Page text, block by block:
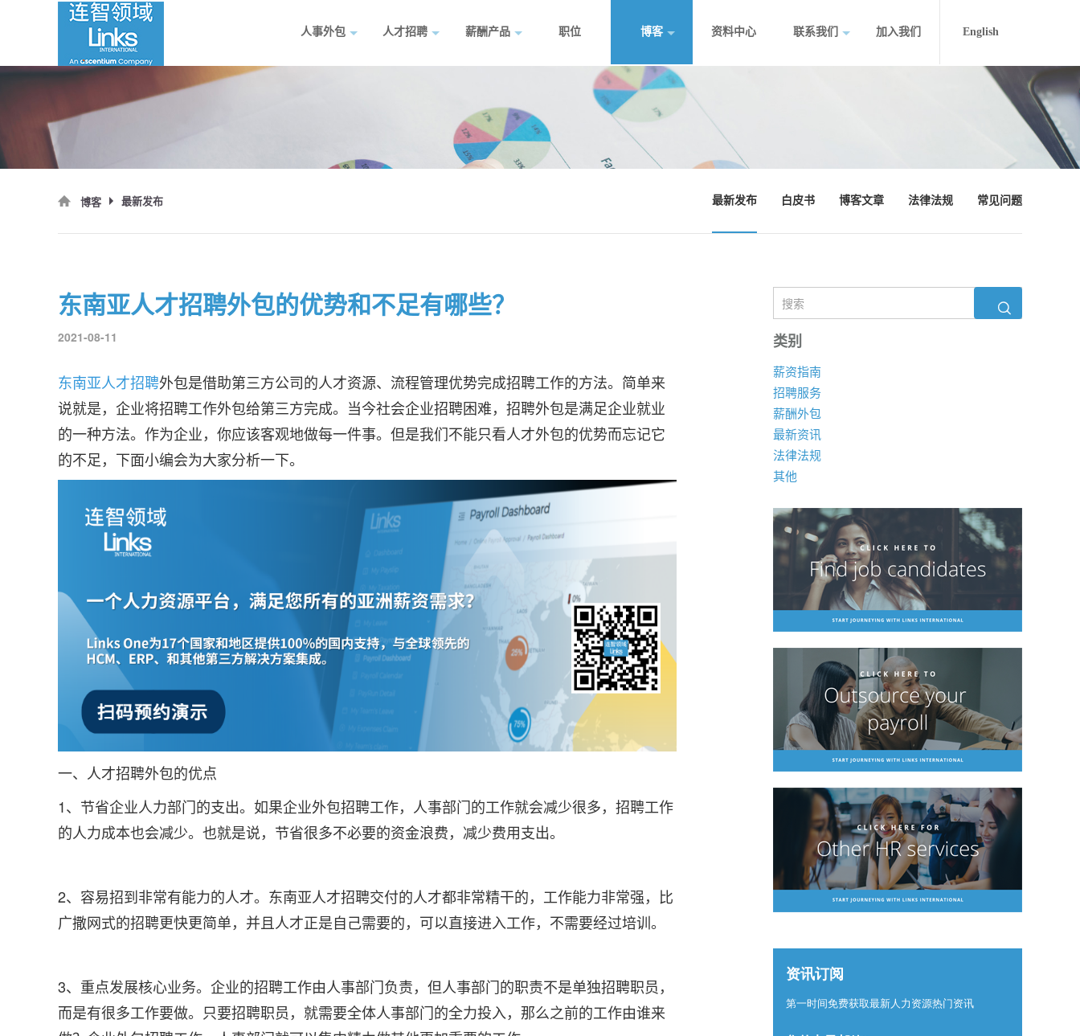
人事外包 人才招聘 薪酬产品 职位 博客 资料中心 联系我们 加入我们 English
博客 最新发布 最新发布 白皮书 博客文章 法律法规 常见问题
东南亚人才招聘外包的优势和不足有哪些？
2021-08-11
东南亚人才招聘外包是借助第三方公司的人才资源、流程管理优势完成招聘工作的方法。简单来
说就是，企业将招聘工作外包给第三方完成。当今社会企业招聘困难，招聘外包是满足企业就业
的一种方法。作为企业，你应该客观地做每一件事。但是我们不能只看人才外包的优势而忘记它
的不足，下面小编会为大家分析一下。
一、人才招聘外包的优点
1、节省企业人力部门的支出。如果企业外包招聘工作，人事部门的工作就会减少很多，招聘工作
的人力成本也会减少。也就是说，节省很多不必要的资金浪费，减少费用支出。
2、容易招到非常有能力的人才。东南亚人才招聘交付的人才都非常精干的，工作能力非常强，比
广撒网式的招聘更快更简单，并且人才正是自己需要的，可以直接进入工作，不需要经过培训。
3、重点发展核心业务。企业的招聘工作由人事部门负责，但人事部门的职责不是单独招聘职员，
而是有很多工作要做。只要招聘职员，就需要全体人事部门的全力投入，那么之前的工作由谁来
类别
薪资指南
招聘服务
薪酬外包
最新资讯
法律法规
其他